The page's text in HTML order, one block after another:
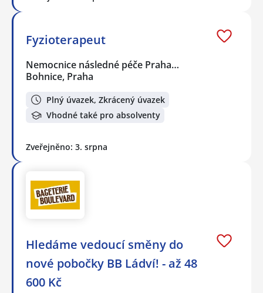
Fyzioterapeut
Nemocnice následné péče Praha…
Bohnice, Praha
Plný úvazek, Zkrácený úvazek
Vhodné také pro absolventy
Zveřejněno: 3. srpna
Hledáme vedoucí směny do
nové pobočky BB Ládví! - až 48
600 Kč